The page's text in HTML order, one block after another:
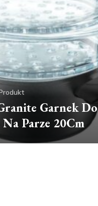
Garnek Do
Parze 20Cm